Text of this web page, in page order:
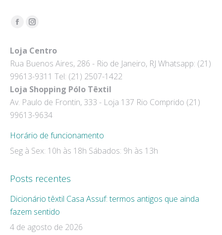
Encontre-nos em:
Facebook
opens
in
new
window
Instagram
opens
in
new
window
Loja Centro
Rua Buenos Aires, 286 - Rio de Janeiro, RJ Whatsapp: (21)
99613-9311 Tel: (21) 2507-1422
Loja Shopping Pólo Têxtil
Av. Paulo de Frontin, 333 - Loja 137 Rio Comprido (21)
99613-9634
Horário de funcionamento
Seg à Sex: 10h às 18h Sábados: 9h às 13h
Posts recentes
Dicionário têxtil Casa Assuf: termos antigos que ainda
fazem sentido
4 de agosto de 2026